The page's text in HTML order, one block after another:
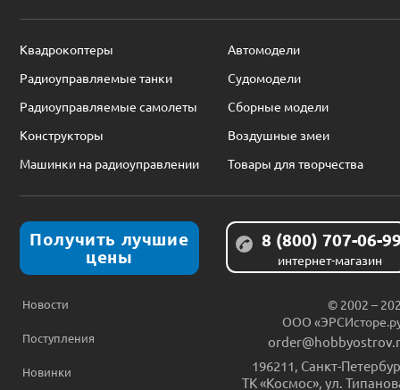
Квадрокоптеры
Автомодели
Радиоуправляемые танки
Судомодели
Радиоуправляемые самолеты
Сборные модели
Конструкторы
Воздушные змеи
Машинки на радиоуправлении
Товары для творчества
Получить лучшие
цены
8 (800) 707-06-
интернет-магазин
Новости
Поступления
Новинки
© 2002 –
ООО
196211 Санкт-
ТК «Космос», ул.